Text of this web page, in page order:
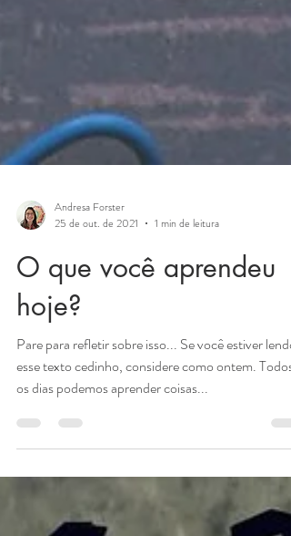
Andresa Forster
25 de out. de 2021
1 min de leitura
O que você aprendeu
hoje?
esse texto cedinho, considere como ontem. Todos
os dias podemos aprender coisas...